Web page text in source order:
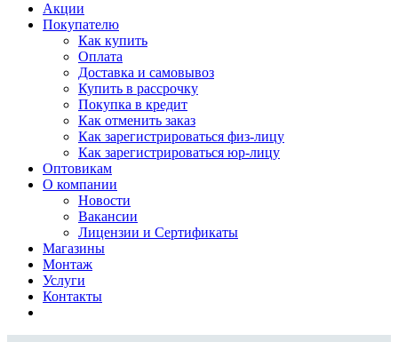
Акции
Покупателю
Как купить
Оплата
Доставка и самовывоз
Купить в рассрочку
Покупка в кредит
Как отменить заказ
Как зарегистрироваться физ-лицу
Как зарегистрироваться юр-лицу
Оптовикам
О компании
Новости
Вакансии
Лицензии и Сертификаты
Магазины
Монтаж
Услуги
Контакты